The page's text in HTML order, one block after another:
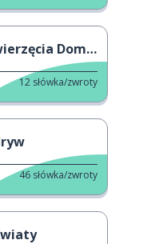
Domowego
12 słówka/zwroty
46 słówka/zwroty